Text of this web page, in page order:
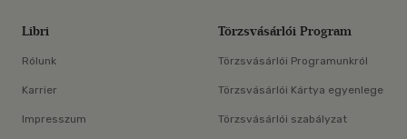
Libri
Rólunk
Karrier
Impresszum
Törzsvásárlói Program
Törzsvásárlói Programunkról
Törzsvásárlói Kártya egyenlege
Törzsvásárlói szabályzat